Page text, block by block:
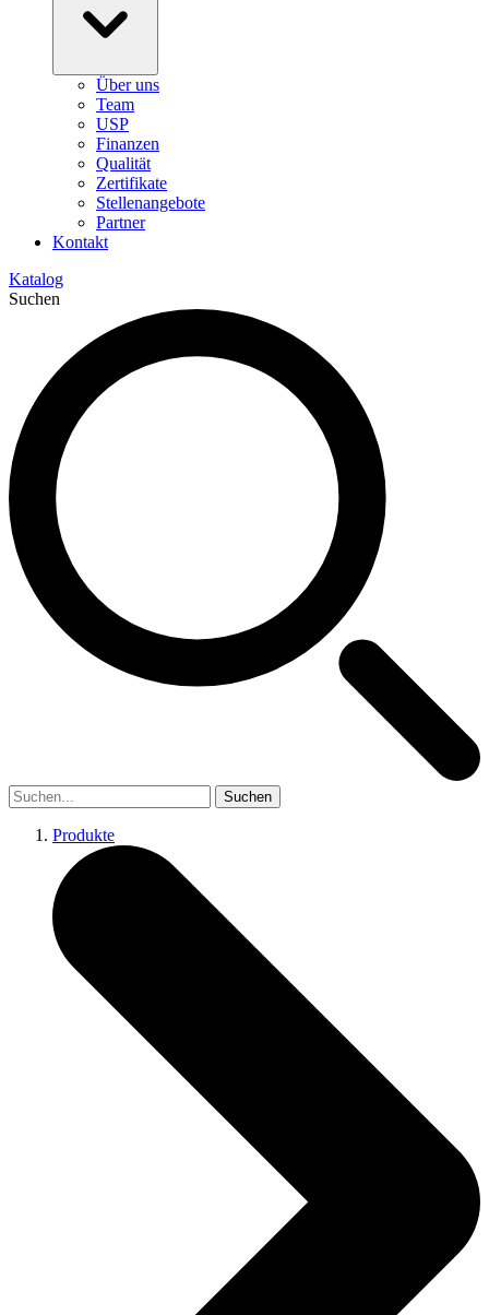
Über uns
Team
USP
Finanzen
Qualität
Zertifikate
Stellenangebote
Partner
Kontakt
Katalog
Suchen
Suchen
Produkte